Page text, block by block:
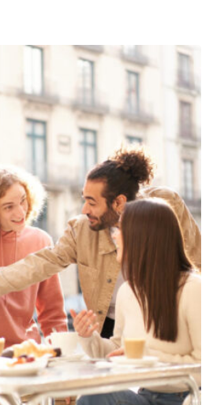
prix :
729.00€